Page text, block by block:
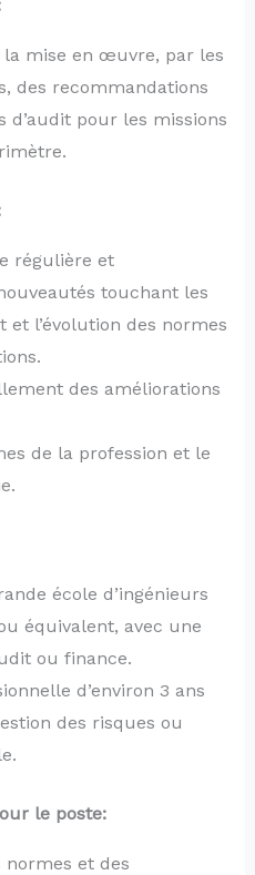
mise en œuvre, par les
des recommandations
d’audit pour les missions
régulière et
touchant les
et l’évolution des normes
des améliorations
de la profession et le
école d’ingénieurs
équivalent, avec une
ou finance.
d’environ 3 ans
des risques ou
le poste:
normes et des